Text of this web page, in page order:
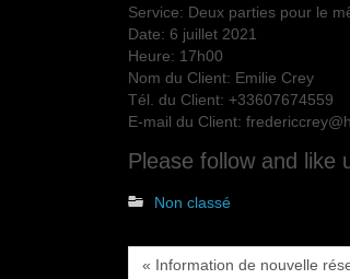
Service: Deux parties pour le
Date: 6 juillet 2021
Heure: 17h00
Nom du Client: Emilie Crey
Tél. du Client: +33607674559
E-mail du Client:
Please follow and like
Non classé
« Information de nouvelle